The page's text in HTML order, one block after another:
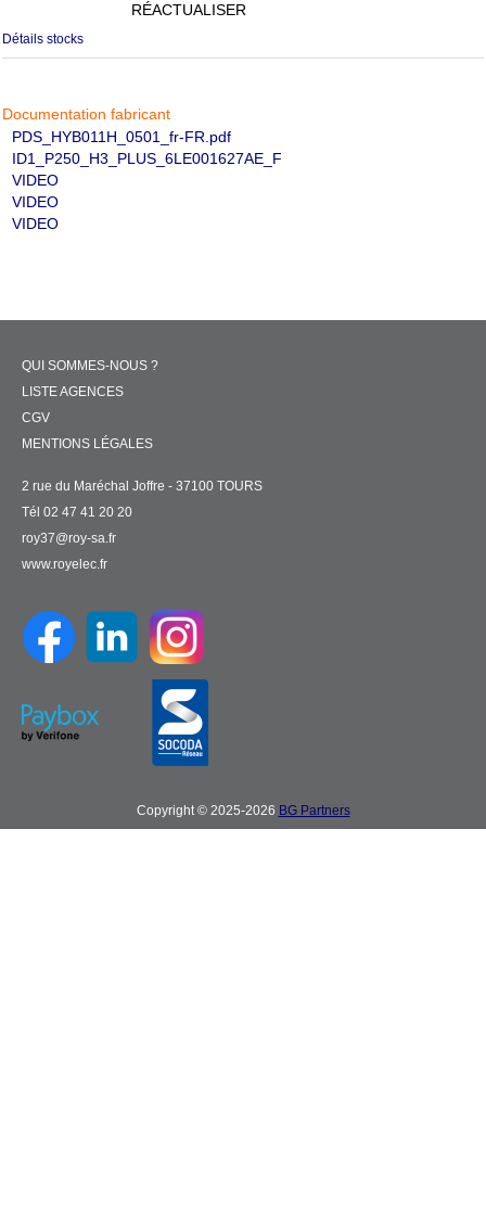
RÉACTUALISER
Détails stocks
Documentation fabricant
PDS_HYB011H_0501_fr-FR.pdf
ID1_P250_H3_PLUS_6LE001627AE_F
VIDEO
VIDEO
VIDEO
QUI SOMMES-NOUS ?
LISTE AGENCES
CGV
MENTIONS LÉGALES
2 rue du Maréchal Joffre - 37100 TOURS
Tél 02 47 41 20 20
roy37@roy-sa.fr
www.royelec.fr
Copyright © 2025-2026 BG Partners